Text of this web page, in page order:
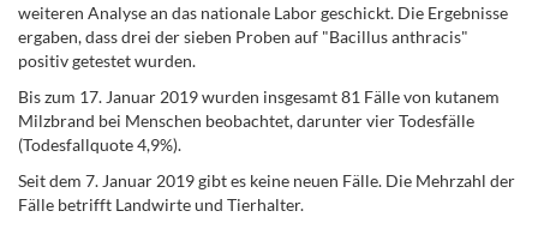
weiteren Analyse an das nationale Labor geschickt. Die Ergebnisse
ergaben, dass drei der sieben Proben auf "Bacillus anthracis"
positiv getestet wurden.
Bis zum 17. Januar 2019 wurden insgesamt 81 Fälle von kutanem
Milzbrand bei Menschen beobachtet, darunter vier Todesfälle
(Todesfallquote 4,9%).
Seit dem 7. Januar 2019 gibt es keine neuen Fälle. Die Mehrzahl der
Fälle betrifft Landwirte und Tierhalter.